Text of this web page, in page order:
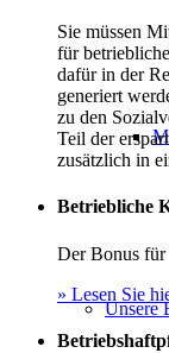
Unsere
Sie müssen
für
dafür in der
generiert
zu den
Teil der
zusätzlich in
Betriebliche
Der Bonus
» Lesen Sie